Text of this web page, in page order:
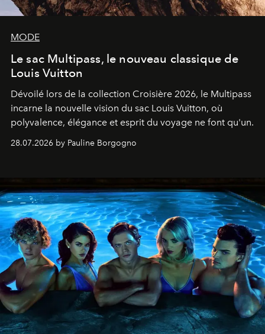
MODE
Le sac Multipass, le nouveau classique de
Louis Vuitton
Dévoilé lors de la collection Croisière 2026, le Multipass
incarne la nouvelle vision du sac Louis Vuitton, où
polyvalence, élégance et esprit du voyage ne font qu'un.
28.07.2026 by Pauline Borgogno